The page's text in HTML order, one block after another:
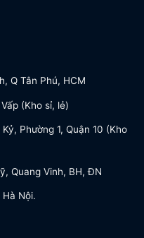
Q Tân Phú, HCM
(Kho sỉ, lẻ)
Phường 1, Quận 10 (Kho
Quang Vinh, BH, ĐN
Nội.